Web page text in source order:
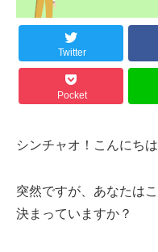
Twitter
Pocket
シンチャオ！こんにち
突然ですが、あなたは
決まっていますか？